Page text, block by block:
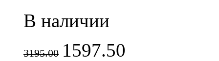
В наличии
3195.00 1597.50